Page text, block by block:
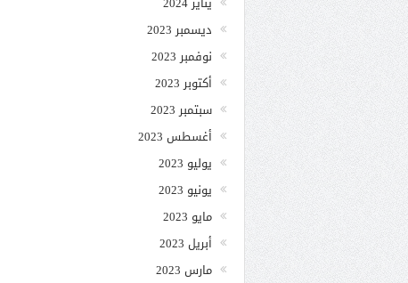
ديسمبر 2023
نوفمبر 2023
أكتوبر 2023
سبتمبر 2023
أغسطس 2023
يوليو 2023
يونيو 2023
مايو 2023
أبريل 2023
مارس 2023